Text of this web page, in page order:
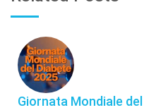
Giornata Mondiale del